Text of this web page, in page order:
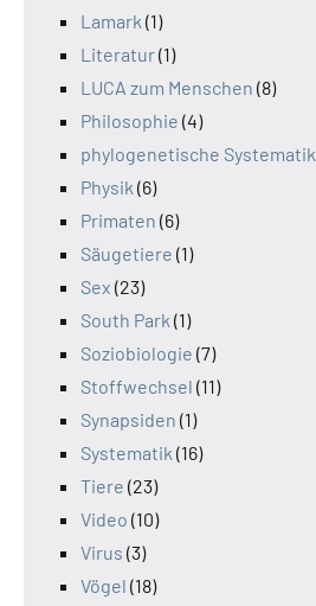
Lamark (1)
Literatur(1)
LUCA zum Menschen (8)
Philosophie (4)
phylogenetische Systematik
Physik (6)
Primaten (6)
Säugetiere (1)
Sex (23)
South Park (1)
Soziobiologie (7)
Stoffwechsel (11)
Synapsiden (1)
Systematik (16)
Tiere (23)
Video (10)
Virus (3)
Vögel (18)